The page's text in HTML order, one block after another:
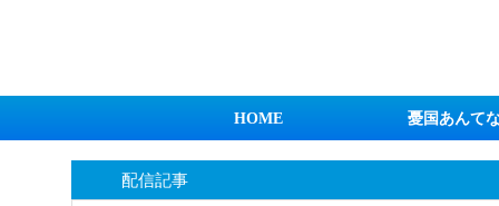
HOME 憂国あんて
配信記事